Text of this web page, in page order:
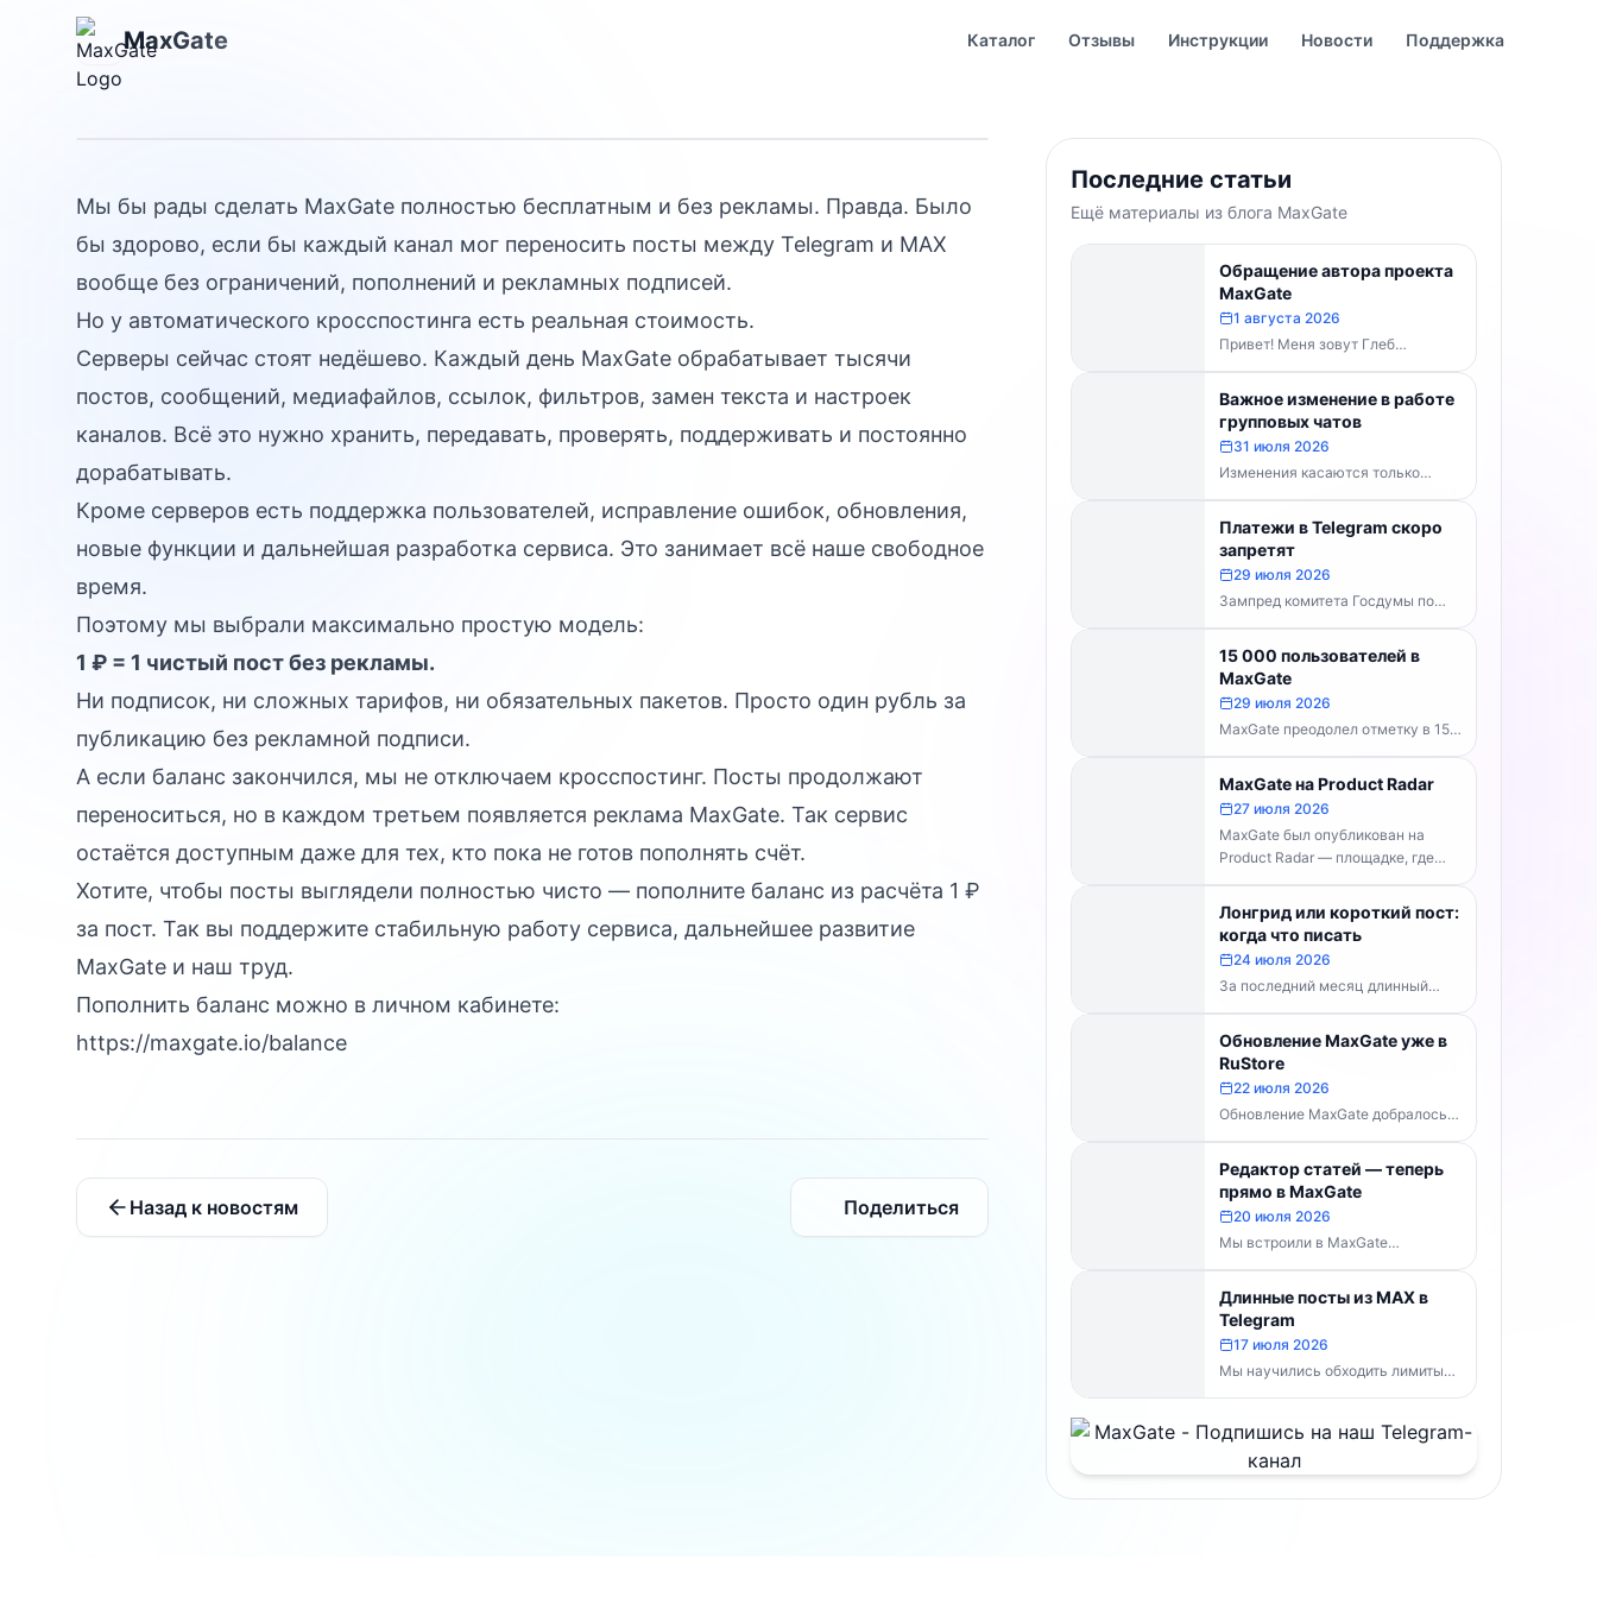
MaxGate Каталог Отзывы Инструкции Новости Поддержка
реклама
Мы бы рады сделать MaxGate полностью бесплатным и без рекламы. Правда. Было
бы здорово, если бы каждый канал мог переносить посты между Telegram и MAX
вообще без ограничений, пополнений и рекламных подписей.
Но у автоматического кросспостинга есть реальная стоимость.
Серверы сейчас стоят недёшево. Каждый день MaxGate обрабатывает тысячи
постов, сообщений, медиафайлов, ссылок, фильтров, замен текста и настроек
каналов. Всё это нужно хранить, передавать, проверять, поддерживать и постоянно
дорабатывать.
Кроме серверов есть поддержка пользователей, исправление ошибок, обновления,
новые функции и дальнейшая разработка сервиса. Это занимает всё наше свободное
время.
Поэтому мы выбрали максимально простую модель:
1 ₽ = 1 чистый пост без рекламы.
Ни подписок, ни сложных тарифов, ни обязательных пакетов. Просто один рубль за
публикацию без рекламной подписи.
А если баланс закончился, мы не отключаем кросспостинг. Посты продолжают
переноситься, но в каждом третьем появляется реклама MaxGate. Так сервис
остаётся доступным даже для тех, кто пока не готов пополнять счёт.
Хотите, чтобы посты выглядели полностью чисто — пополните баланс из расчёта 1 ₽
за пост. Так вы поддержите стабильную работу сервиса, дальнейшее развитие
MaxGate и наш труд.
Пополнить баланс можно в личном кабинете:
https://maxgate.io/balance
Назад к новостям Поделиться
Последние статьи
Ещё материалы из блога MaxGate
Обращение автора проекта
MaxGate
1 августа 2026
Привет! Меня зовут Глеб
Буваненко — кто-то из вас уже
знает меня по чату поддержки....
Важное изменение в работе
групповых чатов
31 июля 2026
Изменения касаются только
групп и чатов. Каналы работают в
прежнем режиме — владельцам
каналов делать...
Платежи в Telegram скоро
запретят
29 июля 2026
Зампред комитета Госдумы по
информполитике Андрей Свинцов
рекомендовал россиянам
временно воздержаться от оплат
внутри Telegram...
15 000 пользователей в
MaxGate
29 июля 2026
MaxGate преодолел отметку в 15
000 пользователей! Каждый день
сервис обрабатывает более 30
000 фотографий...
MaxGate на Product Radar
27 июля 2026
MaxGate был опубликован на
Product Radar — площадке, где
выбирают лучшие российские
технологические продукты. Если...
Лонгрид или короткий пост:
когда что писать
24 июля 2026
За последний месяц длинный
формат перестал быть
технической проблемой. Telegram
выпустил конструктор статей,
MaxGate научился...
Обновление MaxGate уже в
RuStore
22 июля 2026
Обновление MaxGate добралось
до RuStore — теперь актуальная
версия доступна всем, без
скачивания APK напрямую:...
Редактор статей — теперь
прямо в MaxGate
20 июля 2026
Мы встроили в MaxGate
собственный редактор статей.
Теперь большой материал с
таблицами, изображениями и
полным...
Длинные посты из MAX в
Telegram
17 июля 2026
Мы научились обходить лимиты
символов Telegram. Теперь, если
ограничение, MaxGate
отправляет...